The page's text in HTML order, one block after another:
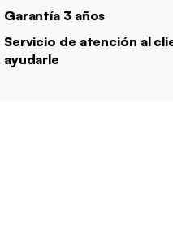
Garantía 3 años
Servicio de atención al
ayudarle